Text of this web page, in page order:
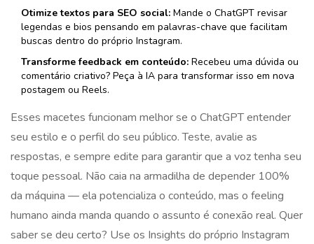
Otimize textos para SEO social: Mande o ChatGPT revisar
legendas e bios pensando em palavras-chave que facilitam
buscas dentro do próprio Instagram.
Transforme feedback em conteúdo: Recebeu uma dúvida ou
comentário criativo? Peça à IA para transformar isso em nova
postagem ou Reels.
Esses macetes funcionam melhor se o ChatGPT entender
seu estilo e o perfil do seu público. Teste, avalie as
respostas, e sempre edite para garantir que a voz tenha seu
toque pessoal. Não caia na armadilha de depender 100%
da máquina — ela potencializa o conteúdo, mas o feeling
humano ainda manda quando o assunto é conexão real. Quer
saber se deu certo? Use os Insights do próprio Instagram